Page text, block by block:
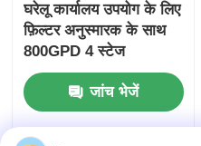
घरेलू कार्यालय उपयोग के लिए
फ़िल्टर अनुस्मारक के साथ
800GPD 4 स्टेज
वाणिज्यिक आरओ सिस्टम
जांच भेजें